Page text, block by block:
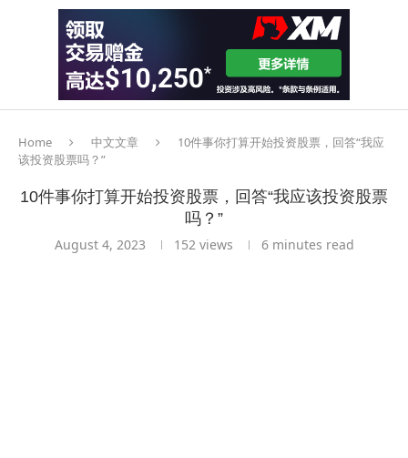
Home 中文文章
10件事你打算开始投资股票，回答“我应
该投资股票吗？”
10件事你打算开始投资股票，回答“我应该投资股票
吗？”
August 4, 2023 152views 6 minutes read